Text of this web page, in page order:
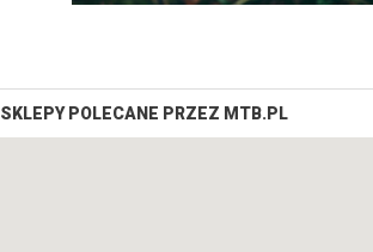
SKLEPY POLECANE PRZEZ MTB.PL